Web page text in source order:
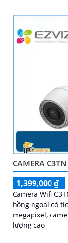
còn tích hợp
nhà xưởng công
CAMERA
1,399,000 ₫
Camera Wifi
hồng ngoại có tích hợp
megapixel,
lượng cao